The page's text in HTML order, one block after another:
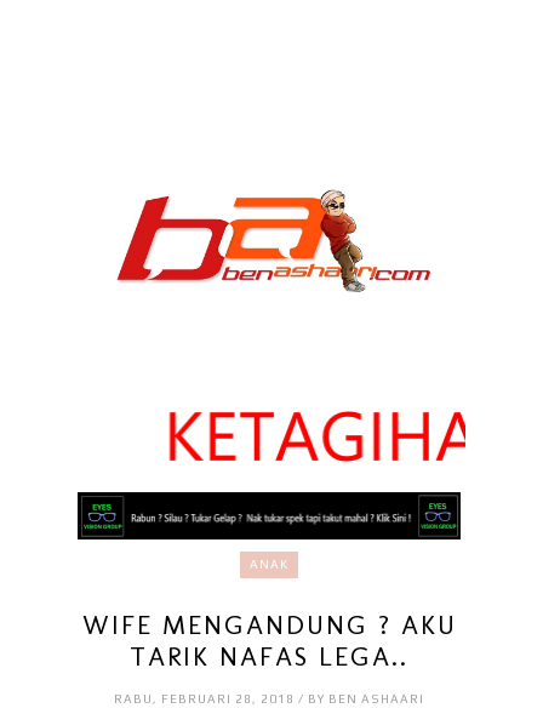
ANAK
WIFE MENGANDUNG ? AKU
TARIK NAFAS LEGA..
RABU, FEBRUARI 28, 2018 / BY BEN ASHAARI